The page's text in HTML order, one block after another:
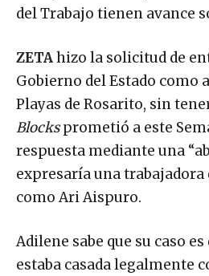
del Trabajo tienen avance
ZETAhizo la solicitud de
Gobierno del Estado como
Playas de Rosarito, sin
Blocksprometió a este
respuesta mediante una
expresaría una trabajadora
como Ari Aispuro.
Adilene sabe que su caso
estaba casada legalmente